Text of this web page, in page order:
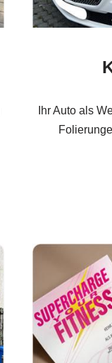
Ihr Auto als